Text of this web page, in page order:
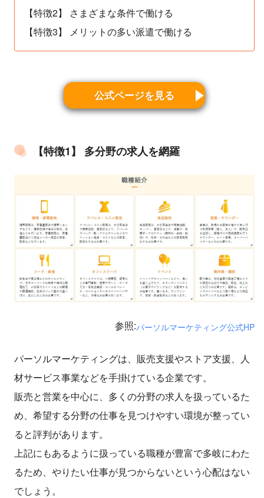
【特徴2】 さまざまな条件で働ける
【特徴3】 メリットの多い派遣で働ける
公式ページを見る
【特徴1】 多分野の求人を網羅
参照:パーソルマーケティング公式HP
パーソルマーケティングは、販売支援やストア支援、人
材サービス事業などを手掛けている企業です。
販売と営業を中心に、多くの分野の求人を扱っているた
め、希望する分野の仕事を見つけやすい環境が整ってい
ると評判があります。
上記にもあるように扱っている職種が豊富で多岐にわた
るため、やりたい仕事が見つからないという心配はない
でしょう。